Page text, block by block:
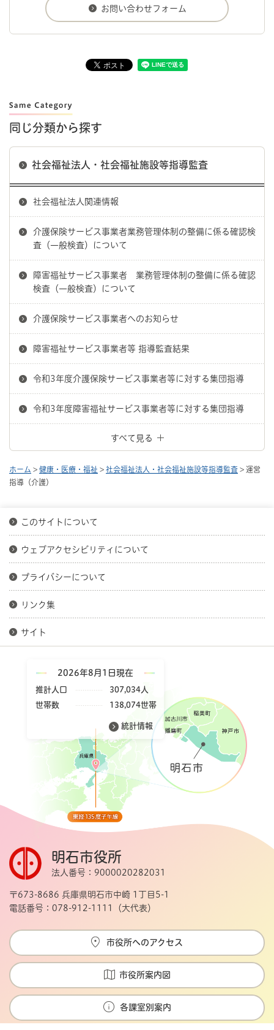
同じ分類から探す
社会福祉法人・社会福祉施設等指導監査
社会福祉法人関連情報
介護保険サービス事業者業務管理体制の整備に係る確認検
査（一般検査）について
障害福祉サービス事業者 業務管理体制の整備に係る確認
検査（一般検査）について
介護保険サービス事業者へのお知らせ
障害福祉サービス事業者等 指導監査結果
令和3年度介護保険サービス事業者等に対する集団指導
令和3年度障害福祉サービス事業者等に対する集団指導
すべて見る
ホーム > 健康・医療・福祉 > 社会福祉法人・社会福祉施設等指導監査 > 運営
指導（介護）
このサイトについて
ウェブアクセシビリティについて
プライバシーについて
リンク集
サイト
2026年8月1日現在
推計人口
307,034人
世帯数
138,074世帯
統計情報
明石市役所
法人番号：9000020282031
〒673-8686 兵庫県明石市中崎 1丁目5-1
電話番号：078-912-1111（大代表）
市役所へのアクセス
市役所案内図
各課室別案内